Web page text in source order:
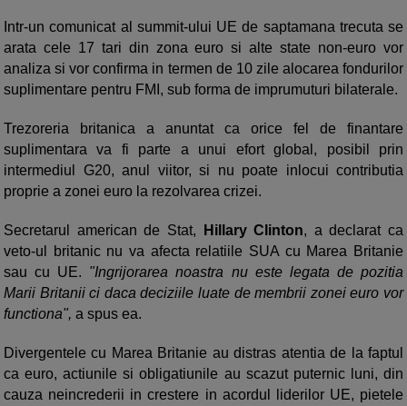
Intr-un comunicat al summit-ului UE de saptamana trecuta se
arata cele 17 tari din zona euro si alte state non-euro vor
analiza si vor confirma in termen de 10 zile alocarea fondurilor
suplimentare pentru FMI, sub forma de imprumuturi bilaterale.
Trezoreria britanica a anuntat ca orice fel de finantare
suplimentara va fi parte a unui efort global, posibil prin
intermediul G20, anul viitor, si nu poate inlocui contributia
proprie a zonei euro la rezolvarea crizei.
Secretarul american de Stat, Hillary Clinton, a declarat ca
veto-ul britanic nu va afecta relatiile SUA cu Marea Britanie
sau cu UE. "Ingrijorarea noastra nu este legata de pozitia
Marii Britanii ci daca deciziile luate de membrii zonei euro vor
functiona", a spus ea.
Divergentele cu Marea Britanie au distras atentia de la faptul
ca euro, actiunile si obligatiunile au scazut puternic luni, din
cauza neincrederii in crestere in acordul liderilor UE, pietele